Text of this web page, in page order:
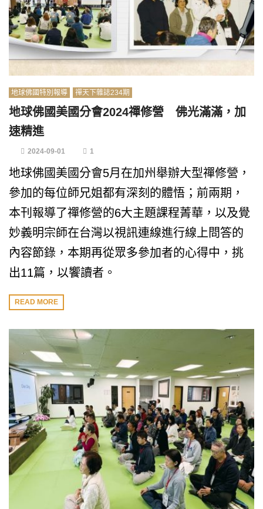
地球佛國特別報導 禪天下雜誌234期
地球佛國美國分會2024禪修營 佛光滿滿，加
速精進
2024-09-01 1
地球佛國美國分會5月在加州舉辦大型禪修營，
參加的每位師兄姐都有深刻的體悟；前兩期，
本刊報導了禪修營的6大主題課程菁華，以及覺
妙義明宗師在台灣以視訊連線進行線上問答的
內容節錄，本期再從眾多參加者的心得中，挑
出11篇，以饗讀者。
READ MORE